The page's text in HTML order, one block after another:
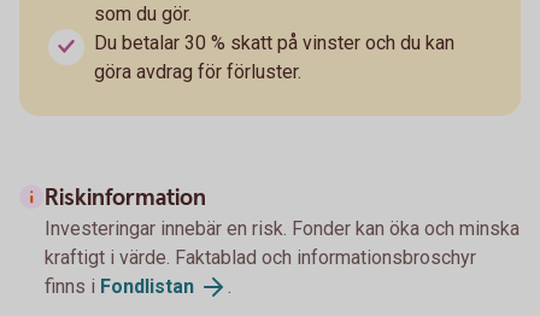
som du gör.
Du betalar 30 % skatt på vinster och du kan
göra avdrag för förluster.
Riskinformation
Investeringar innebär en risk. Fonder kan öka och minska
kraftigt i värde. Faktablad och informationsbroschyr
finns i Fondlistan